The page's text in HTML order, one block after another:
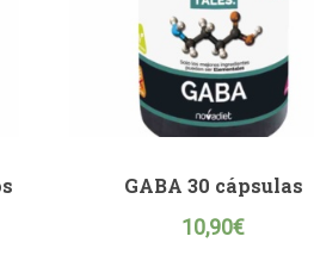
GABA 30 cápsulas
10,90€